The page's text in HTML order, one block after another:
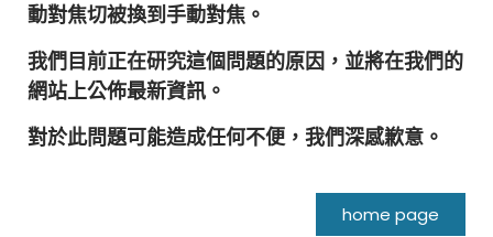
動對焦切被換到手動對焦。
我們目前正在研究這個問題的原因，並將在我們的
網站上公佈最新資訊。
對於此問題可能造成任何不便，我們深感歉意。
home page